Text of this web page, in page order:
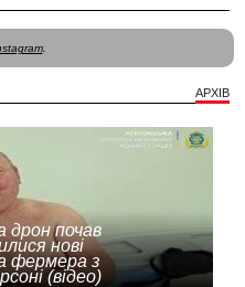
.
АРХІВ
дрон почав
нові
фермера з
(відео)